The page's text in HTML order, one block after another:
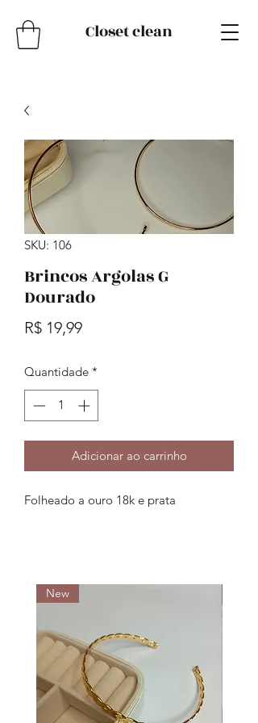
Closet clean
SKU: 106
Brincos Argolas G
Dourado
R$ 19,99Preço
Quantidade *
Adicionar ao carrinho
Folheado a ouro 18k e prata
New